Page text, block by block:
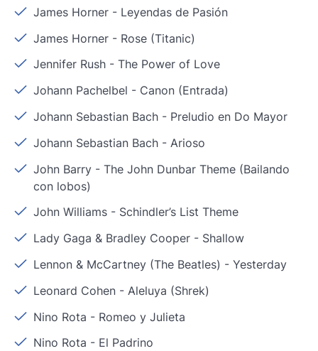
James Horner - Leyendas de Pasión
James Horner - Rose (Titanic)
Jennifer Rush -The Power of Love
Johann Pachelbel - Canon (Entrada)
Johann Sebastian Bach - Preludio en Do Mayor
Johann Sebastian Bach - Arioso
John Barry -The John Dunbar Theme (Bailando
con lobos)
John Williams - Schindler’s List Theme
Lady Gaga & Bradley Cooper - Shallow
Lennon & McCartney (The Beatles) -Yesterday
Leonard Cohen - Aleluya (Shrek)
Nino Rota - Romeo y Julieta
Nino Rota - El Padrino